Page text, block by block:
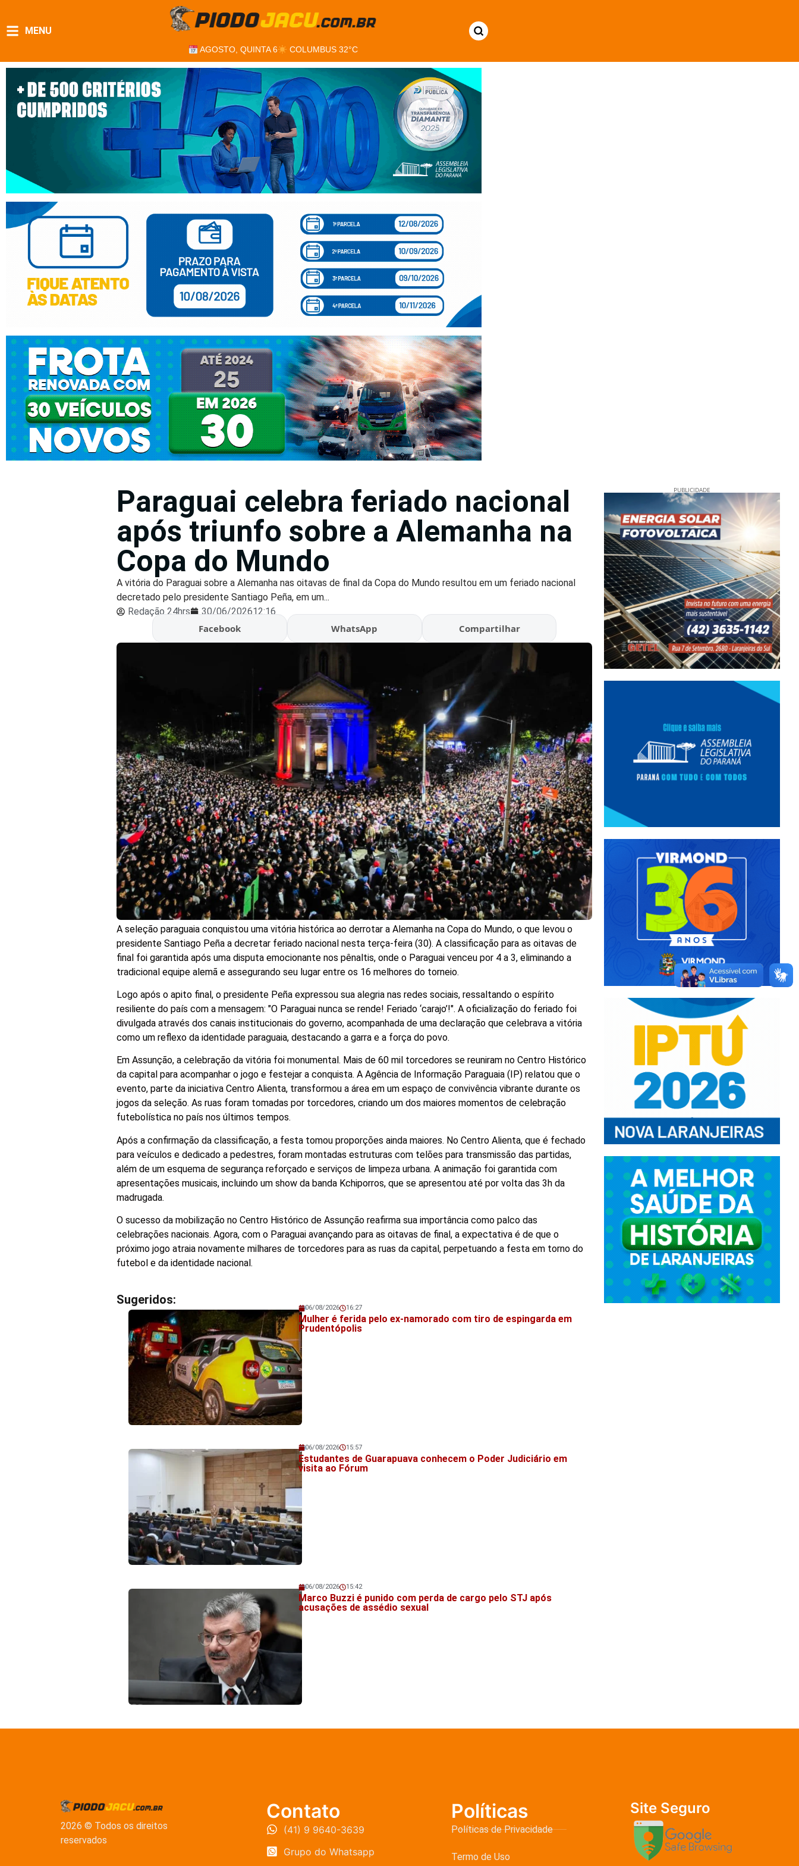
MENU
AGOSTO, QUINTA 6 COLUMBUS 32°C
Paraguai celebra feriado nacional
após triunfo sobre a Alemanha na
Copa do Mundo
A vitória do Paraguai sobre a Alemanha nas oitavas de final da Copa do Mundo resultou em um feriado nacional
decretado pelo presidente Santiago Peña, em um...
Redação 24hrs
30/06/202612:16
Facebook WhatsApp Compartilhar
A seleção paraguaia conquistou uma vitória histórica ao derrotar a Alemanha na Copa do Mundo, o que levou o
presidente Santiago Peña a decretar feriado nacional nesta terça-feira (30). A classificação para as oitavas de
final foi garantida após uma disputa emocionante nos pênaltis, onde o Paraguai venceu por 4 a 3, eliminando a
tradicional equipe alemã e assegurando seu lugar entre os 16 melhores do torneio.
Logo após o apito final, o presidente Peña expressou sua alegria nas redes sociais, ressaltando o espírito
resiliente do país com a mensagem: "O Paraguai nunca se rende! Feriado ‘carajo’!". A oficialização do feriado foi
divulgada através dos canais institucionais do governo, acompanhada de uma declaração que celebrava a vitória
como um reflexo da identidade paraguaia, destacando a garra e a força do povo.
Em Assunção, a celebração da vitória foi monumental. Mais de 60 mil torcedores se reuniram no Centro Histórico
da capital para acompanhar o jogo e festejar a conquista. A Agência de Informação Paraguaia (IP) relatou que o
evento, parte da iniciativa Centro Alienta, transformou a área em um espaço de convivência vibrante durante os
jogos da seleção. As ruas foram tomadas por torcedores, criando um dos maiores momentos de celebração
futebolística no país nos últimos tempos.
Após a confirmação da classificação, a festa tomou proporções ainda maiores. No Centro Alienta, que é fechado
para veículos e dedicado a pedestres, foram montadas estruturas com telões para transmissão das partidas,
além de um esquema de segurança reforçado e serviços de limpeza urbana. A animação foi garantida com
apresentações musicais, incluindo um show da banda Kchiporros, que se apresentou até por volta das 3h da
madrugada.
O sucesso da mobilização no Centro Histórico de Assunção reafirma sua importância como palco das
celebrações nacionais. Agora, com o Paraguai avançando para as oitavas de final, a expectativa é de que o
próximo jogo atraia novamente milhares de torcedores para as ruas da capital, perpetuando a festa em torno do
futebol e da identidade nacional.
Sugeridos:
Veja também!
06/08/2026 16:27
Mulher é ferida pelo ex-namorado com tiro de espingarda em
Prudentópolis
Veja também!
06/08/2026 15:57
Estudantes de Guarapuava conhecem o Poder Judiciário em
visita ao Fórum
Veja também!
06/08/2026 15:42
Marco Buzzi é punido com perda de cargo pelo STJ após
acusações de assédio sexual
PUBLICIDADE
2026 © Todos os direitos
reservados
Contato
(41) 9 9640-3639
Grupo do Whatsapp
Políticas
Políticas de Privacidade
Termo de Uso
Site Seguro